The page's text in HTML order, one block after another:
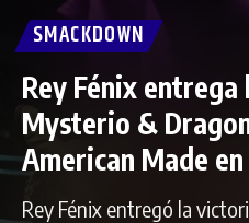
SMACKDOWN
Rey Fénix
Mysterio &
American Made
Rey Fénix entregó la